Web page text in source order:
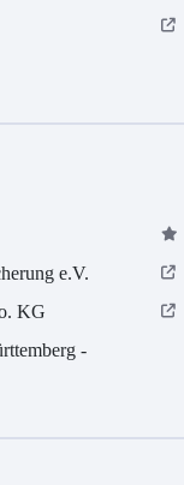
e.V.
KG
-